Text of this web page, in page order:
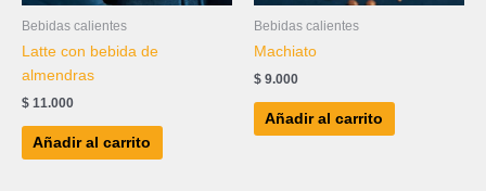
Bebidas calientes
Latte con bebida de
almendras
$ 11.000
Añadir al carrito
Bebidas calientes
Machiato
$ 9.000
Añadir al carrito